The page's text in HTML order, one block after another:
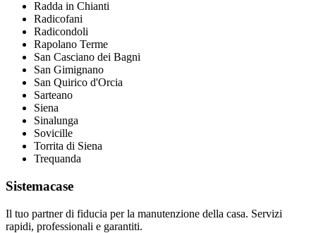
Radda in Chianti
Radicofani
Radicondoli
Rapolano Terme
San Casciano dei Bagni
San Gimignano
San Quirico d'Orcia
Sarteano
Siena
Sinalunga
Sovicille
Torrita di Siena
Trequanda
Sistemacase
Il tuo partner di fiducia per la manutenzione della casa. Servizi
rapidi, professionali e garantiti.